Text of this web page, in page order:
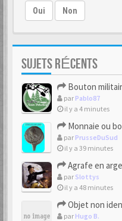
Oui Non
SUJETS RÉCENTS
Bouton
par Pablo87
il y a 4 minutes
Monnaie ou
par PrusseDuSud
il y a 39 minutes
Agrafe en
par Slottys
il y a 48 minutes
Objet non
par Hugo B.